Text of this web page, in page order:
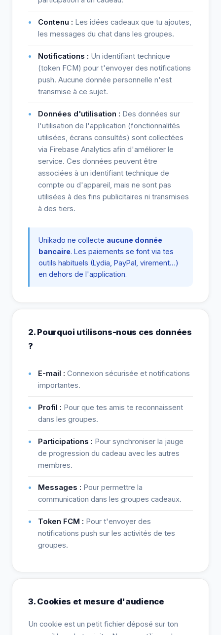
Contenu : Les idées cadeaux que tu ajoutes,
les messages du chat dans les groupes.
Notifications : Un identifiant technique
(token FCM) pour t'envoyer des notifications
push. Aucune donnée personnelle n'est
transmise à ce sujet.
Données d'utilisation : Des données sur
l'utilisation de l'application (fonctionnalités
utilisées, écrans consultés) sont collectées
via Firebase Analytics afin d'améliorer le
service. Ces données peuvent être
associées à un identifiant technique de
compte ou d'appareil, mais ne sont pas
utilisées à des fins publicitaires ni transmises
à des tiers.
Unikado ne collecte aucune donnée
bancaire. Les paiements se font via tes
outils habituels (Lydia, PayPal, virement…)
en dehors de l'application.
2. Pourquoi utilisons-nous ces données
?
E-mail : Connexion sécurisée et notifications
importantes.
Profil : Pour que tes amis te reconnaissent
dans les groupes.
Participations : Pour synchroniser la jauge
de progression du cadeau avec les autres
membres.
Messages : Pour permettre la
communication dans les groupes cadeaux.
Token FCM : Pour t'envoyer des
notifications push sur les activités de tes
groupes.
3. Cookies et mesure d'audience
Un cookie est un petit fichier déposé sur ton